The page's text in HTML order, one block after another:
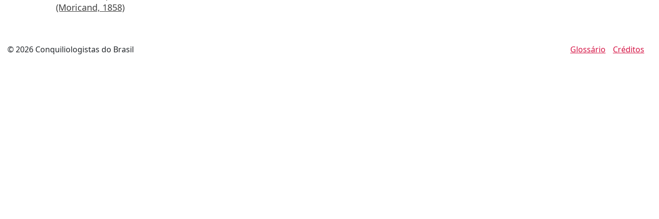
(Moricand, 1858)
©️ 2026 Conquiliologistas do Brasil Glossário Créditos